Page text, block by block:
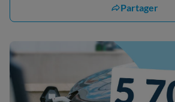
Partager